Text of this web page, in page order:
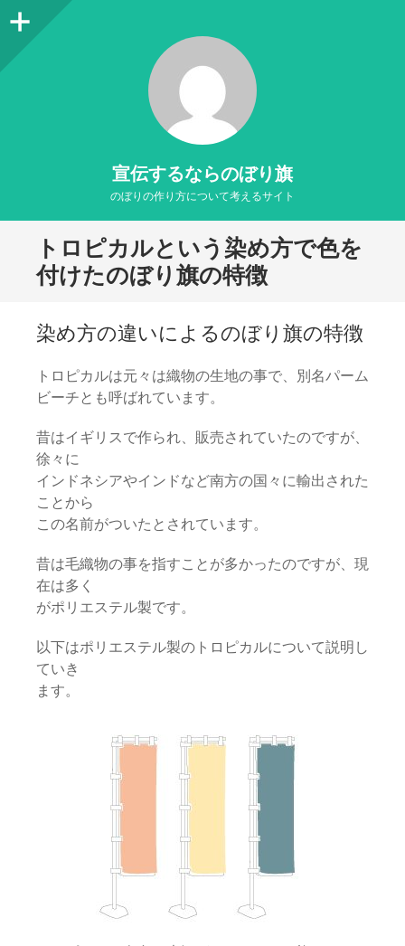
宣伝するならのぼり旗
のぼりの作り方について考えるサイト
トロピカルという染め方で色を
付けたのぼり旗の特徴
染め方の違いによるのぼり旗の特徴
トロピカルは元々は織物の生地の事で、別名パーム
ビーチとも呼ばれています。
昔はイギリスで作られ、販売されていたのですが、
徐々に
インドネシアやインドなど南方の国々に輸出された
ことから
この名前がついたとされています。
昔は毛織物の事を指すことが多かったのですが、現
在は多く
がポリエステル製です。
以下はポリエステル製のトロピカルについて説明し
ていき
ます。